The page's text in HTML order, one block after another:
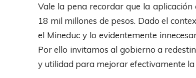
Vale la pena recordar que la
18 mil millones de pesos. Dado el
el Mineduc y lo evidentemente
Por ello invitamos al gobierno a
y utilidad para mejorar efectivamente la